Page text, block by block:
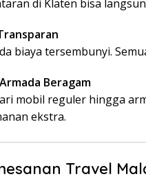
di Klaten bisa
biaya tersembunyi.
Beragam
mobil reguler hingga
ekstra.
Travel